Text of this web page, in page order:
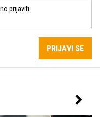
PRIJAVI SE